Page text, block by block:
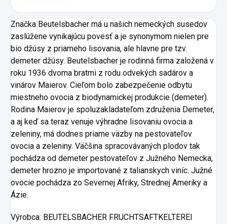
Značka Beutelsbacher má u našich nemeckých susedov
zaslúžene vynikajúcu povesť a je synonymom nielen pre
bio džúsy z priameho lisovania, ale hlavne pre tzv.
demeter džúsy. Beutelsbacher je rodinná firma založená v
roku 1936 dvoma bratmi z rodu odvekých sadárov a
vinárov Maierov. Cieľom bolo zabezpečenie odbytu
miestneho ovocia z biodynamickej produkcie (demeter).
Rodina Maierov je spoluzakladateľom združenia Demeter,
a aj keď sa teraz venuje výhradne lisovaniu ovocia a
zeleniny, má dodnes priame väzby na pestovateľov
ovocia a zeleniny. Väčšina spracovávaných plodov tak
pochádza od demeter pestovateľov z Južného Nemecka,
demeter hrozno je importované z talianskych viníc. Južné
ovocie pochádza zo Severnej Afriky, Strednej Ameriky a
Ázie.
Výrobca: BEUTELSBACHER FRUCHTSAFTKELTEREI